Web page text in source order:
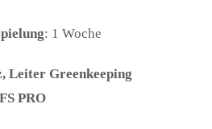
: 1 Woche
Leiter Greenkeeping
PRO